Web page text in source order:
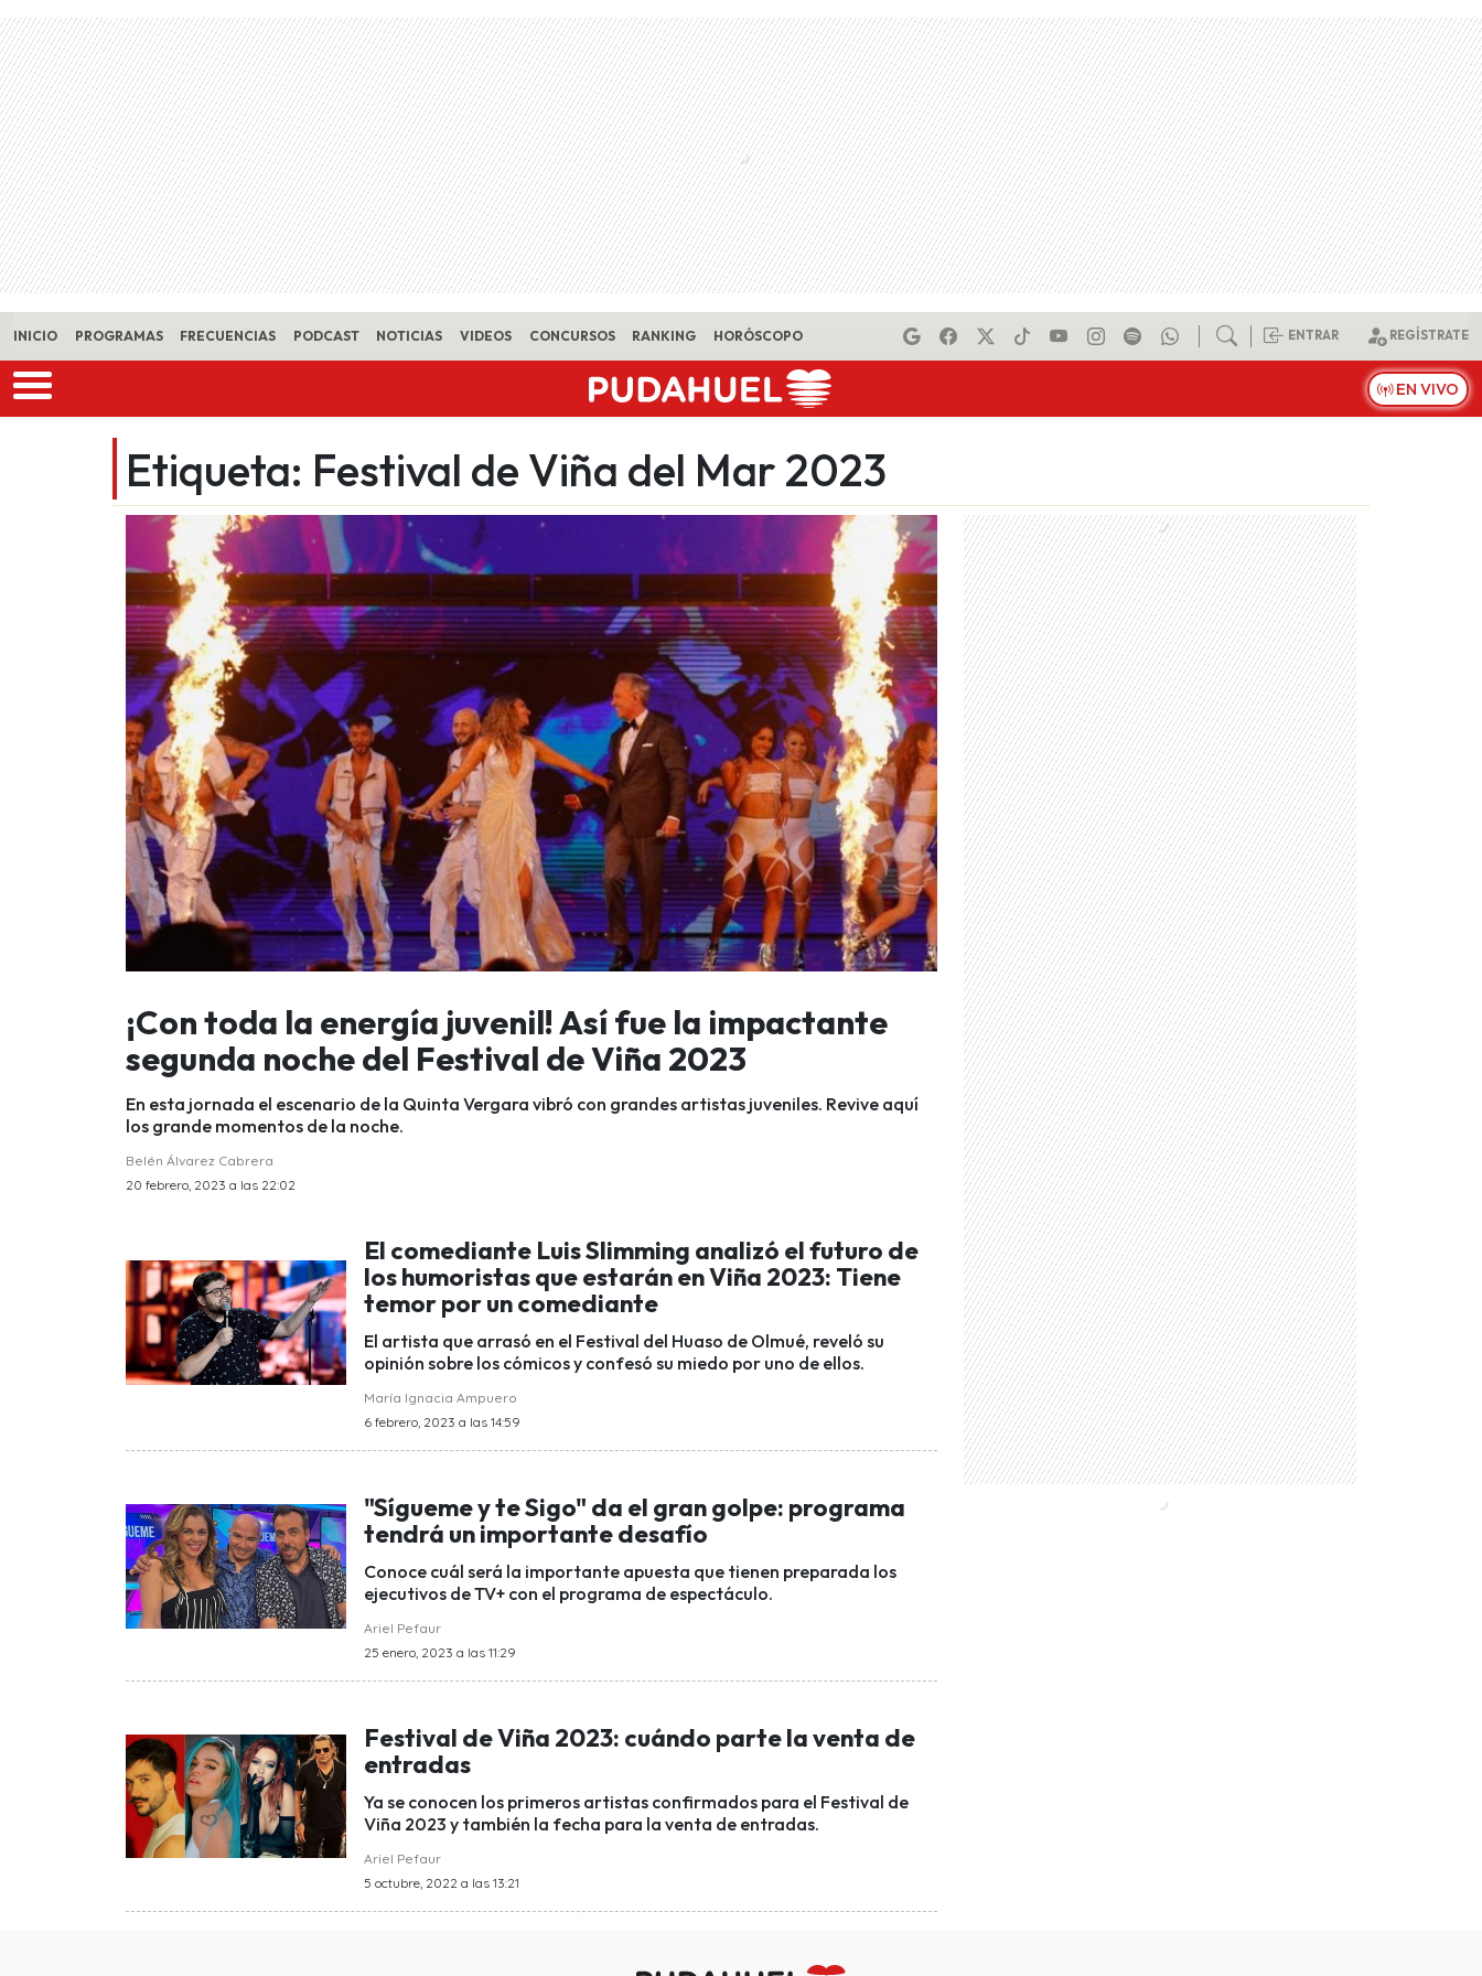
Skip to main content
INICIO PROGRAMAS FRECUENCIAS PODCAST NOTICIAS VIDEOS CONCURSOS RANKING HORÓSCOPO ENTRAR REGÍSTRATE
EN VIVO
Etiqueta: Festival de Viña del Mar 2023
¡Con toda la energía juvenil! Así fue la impactante
segunda noche del Festival de Viña 2023
En esta jornada el escenario de la Quinta Vergara vibró con grandes artistas juveniles. Revive aquí
los grande momentos de la noche.
Belén Álvarez Cabrera
20 febrero, 2023 a las 22:02
El comediante Luis Slimming analizó el futuro de
los humoristas que estarán en Viña 2023: Tiene
temor por un comediante
El artista que arrasó en el Festival del Huaso de Olmué, reveló su
opinión sobre los cómicos y confesó su miedo por uno de ellos.
María Ignacia Ampuero
6 febrero, 2023 a las 14:59
"Sígueme y te Sigo" da el gran golpe: programa
tendrá un importante desafío
Conoce cuál será la importante apuesta que tienen preparada los
ejecutivos de TV+ con el programa de espectáculo.
Ariel Pefaur
25 enero, 2023 a las 11:29
Festival de Viña 2023: cuándo parte la venta de
entradas
Ya se conocen los primeros artistas confirmados para el Festival de
Viña 2023 y también la fecha para la venta de entradas.
Ariel Pefaur
5 octubre, 2022 a las 13:21